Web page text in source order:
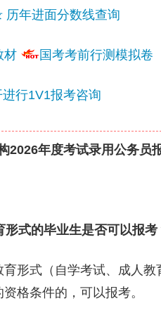
历年进面分数线查询
材 国考考前行测模拟卷
行1V1报考咨询
2026年度考试录用公务员
式的毕业生是否可以报考
式（自学考试、成人教
格条件的，可以报考。